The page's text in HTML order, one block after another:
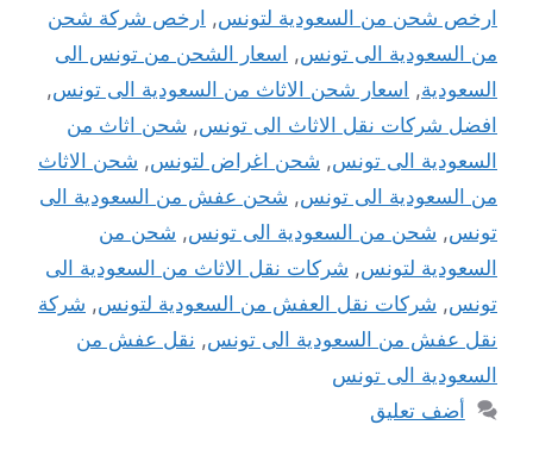
ارخص شحن من السعودية لتونس, ارخص شركة شحن
من السعودية الى تونس, اسعار الشحن من تونس الى
السعودية, اسعار شحن الاثاث من السعودية الى تونس,
افضل شركات نقل الاثاث الى تونس, شحن اثاث من
السعودية الى تونس, شحن اغراض لتونس, شحن الاثاث
من السعودية الى تونس, شحن عفش من السعودية الى
تونس, شحن من السعودية الى تونس, شحن من
السعودية لتونس, شركات نقل الاثاث من السعودية الى
تونس, شركات نقل العفش من السعودية لتونس, شركة
نقل عفش من السعودية الى تونس, نقل عفش من
السعودية الى تونس
أضف تعليق